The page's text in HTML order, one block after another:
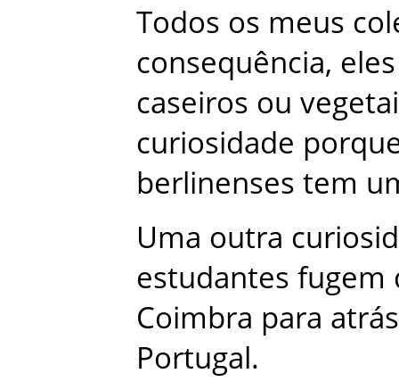
Todos os meus
consequência, eles
caseiros ou
curiosidade
berlinenses tem
Uma outra
estudantes fugem
Coimbra para atrás
Portugal.